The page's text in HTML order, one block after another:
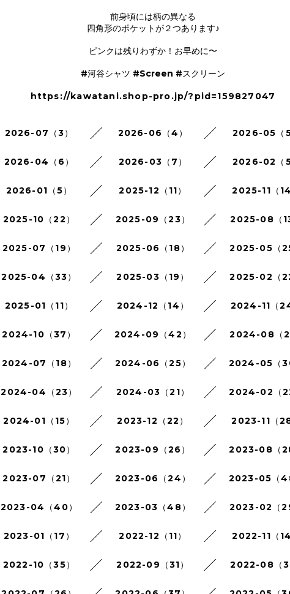
前身頃には柄の異なる
四角形のポケットが２つあります♪
ピンクは残りわずか！お早めに〜
#河谷シャツ #Screen #スクリーン
https://kawatani.shop-pro.jp/?pid=159827047
2026-07（3） 2026-06（4） 2026-05（5
2026-04（6） 2026-03（7） 2026-02（5
2026-01（5） 2025-12（11） 2025-11（14
2025-10（22） 2025-09（23） 2025-08（13
2025-07（19） 2025-06（18） 2025-05（
2025-04（33） 2025-03（19） 2025-02（
2025-01（11） 2024-12（14） 2024-11（24
2024-10（37） 2024-09（42） 2024-08（
2024-07（18） 2024-06（25） 2024-05（
2024-04（23） 2024-03（21） 2024-02（
2024-01（15） 2023-12（22） 2023-11（28
2023-10（30） 2023-09（26） 2023-08（
2023-07（21） 2023-06（24） 2023-05（
2023-04（40） 2023-03（48） 2023-02（
2023-01（17） 2022-12（11） 2022-11（14
2022-10（35） 2022-09（31） 2022-08（31